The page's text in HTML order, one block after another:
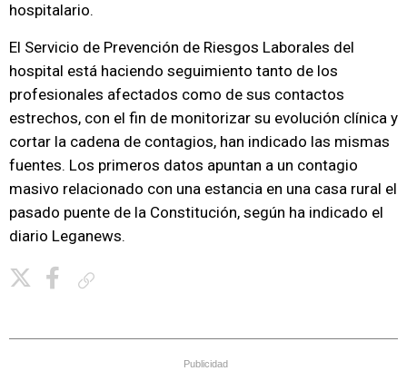
hospitalario.
El Servicio de Prevención de Riesgos Laborales del
hospital está haciendo seguimiento tanto de los
profesionales afectados como de sus contactos
estrechos, con el fin de monitorizar su evolución clínica y
cortar la cadena de contagios, han indicado las mismas
fuentes. Los primeros datos apuntan a un contagio
masivo relacionado con una estancia en una casa rural el
pasado puente de la Constitución, según ha indicado el
diario Leganews.
Publicidad